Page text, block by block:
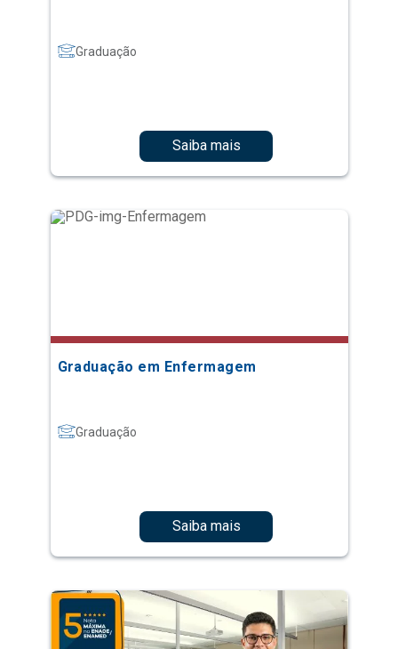
Graduação
Saiba mais
Graduação em Enfermagem
Graduação
Saiba mais